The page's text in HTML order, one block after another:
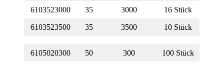
6103523000 35 3000 16 Stück
6103523500 35 3500 10 Stück
6105020300 50 300 100 Stück